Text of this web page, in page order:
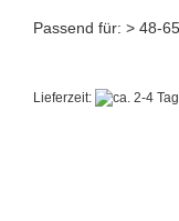
Passend für: > 48-
Lieferzeit: